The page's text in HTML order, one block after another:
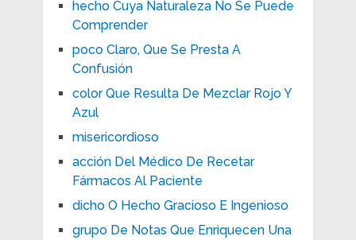
hecho Cuya Naturaleza No Se Puede
Comprender
poco Claro, Que Se Presta A
Confusión
color Que Resulta De Mezclar Rojo Y
Azul
misericordioso
acción Del Médico De Recetar
Fármacos Al Paciente
dicho O Hecho Gracioso E Ingenioso
grupo De Notas Que Enriquecen Una